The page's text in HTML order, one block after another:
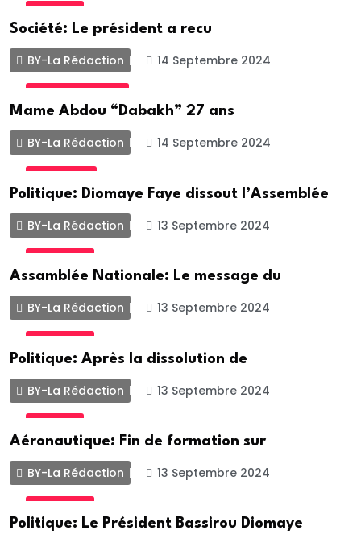
Société: Le président a recu
BY-La Rédaction 14 Septembre 2024
Mame Abdou “Dabakh” 27 ans
BY-La Rédaction 14 Septembre 2024
Politique: Diomaye Faye dissout l’Assemblée
BY-La Rédaction 13 Septembre 2024
Assamblée Nationale: Le message du
BY-La Rédaction 13 Septembre 2024
Politique: Après la dissolution de
BY-La Rédaction 13 Septembre 2024
Aéronautique: Fin de formation sur
BY-La Rédaction 13 Septembre 2024
Politique: Le Président Bassirou Diomaye